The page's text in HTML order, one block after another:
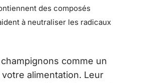
des composés
à neutraliser les radicaux
comme un
alimentation. Leur